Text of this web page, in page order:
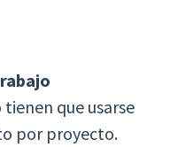
tienen que usarse
por proyecto.